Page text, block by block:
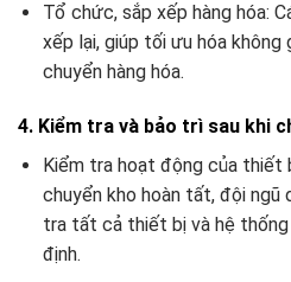
Tổ chức, sắp xếp hàng hóa:
xếp lại, giúp tối ưu hóa
chuyển hàng hóa.
4. Kiểm tra và bảo trì sau khi
Kiểm tra hoạt động của thiết
chuyển kho hoàn tất, đội ngũ
tra tất cả thiết bị và hệ
định.